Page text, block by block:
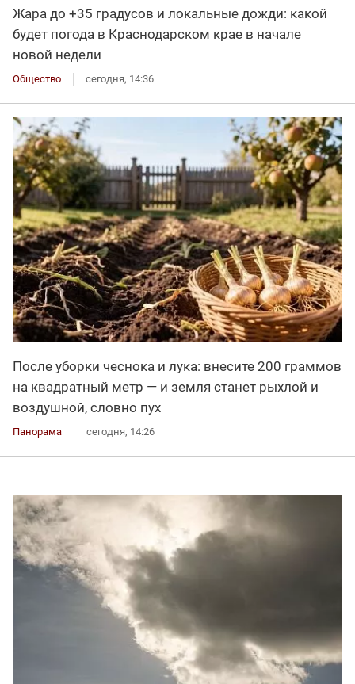
Жара до +35 градусов и локальные дожди: какой
будет погода в Краснодарском крае в начале
новой недели
Общество сегодня, 14:36
После уборки чеснока и лука: внесите 200 граммов
на квадратный метр — и земля станет рыхлой и
воздушной, словно пух
Панорама сегодня, 14:26